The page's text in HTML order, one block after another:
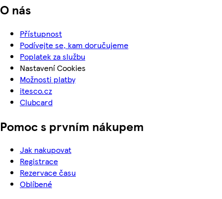
O nás
Přístupnost
Podívejte se, kam doručujeme
Poplatek za službu
Nastavení Cookies
Možnosti platby
itesco.cz
Clubcard
Pomoc s prvním nákupem
Jak nakupovat
Registrace
Rezervace času
Oblíbené